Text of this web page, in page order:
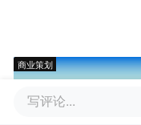
商业策划
写评论...